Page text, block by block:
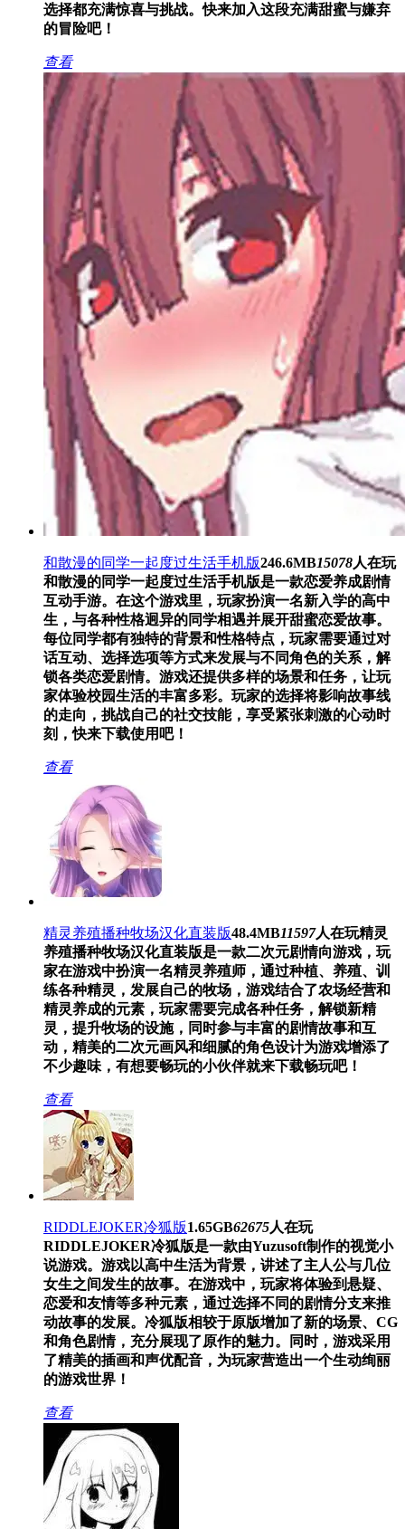
选择都充满惊喜与挑战。快来加入这段充满甜蜜与嫌弃
的冒险吧！
查看
和散漫的同学一起度过生活手机版246.6MB15078人在玩
和散漫的同学一起度过生活手机版是一款恋爱养成剧情
互动手游。在这个游戏里，玩家扮演一名新入学的高中
生，与各种性格迥异的同学相遇并展开甜蜜恋爱故事。
每位同学都有独特的背景和性格特点，玩家需要通过对
话互动、选择选项等方式来发展与不同角色的关系，解
锁各类恋爱剧情。游戏还提供多样的场景和任务，让玩
家体验校园生活的丰富多彩。玩家的选择将影响故事线
的走向，挑战自己的社交技能，享受紧张刺激的心动时
刻，快来下载使用吧！
查看
精灵养殖播种牧场汉化直装版48.4MB11597人在玩精灵
养殖播种牧场汉化直装版是一款二次元剧情向游戏，玩
家在游戏中扮演一名精灵养殖师，通过种植、养殖、训
练各种精灵，发展自己的牧场，游戏结合了农场经营和
精灵养成的元素，玩家需要完成各种任务，解锁新精
灵，提升牧场的设施，同时参与丰富的剧情故事和互
动，精美的二次元画风和细腻的角色设计为游戏增添了
不少趣味，有想要畅玩的小伙伴就来下载畅玩吧！
查看
RIDDLEJOKER冷狐版1.65GB62675人在玩
RIDDLEJOKER冷狐版是一款由Yuzusoft制作的视觉小
说游戏。游戏以高中生活为背景，讲述了主人公与几位
女生之间发生的故事。在游戏中，玩家将体验到悬疑、
恋爱和友情等多种元素，通过选择不同的剧情分支来推
动故事的发展。冷狐版相较于原版增加了新的场景、CG
和角色剧情，充分展现了原作的魅力。同时，游戏采用
了精美的插画和声优配音，为玩家营造出一个生动绚丽
的游戏世界！
查看